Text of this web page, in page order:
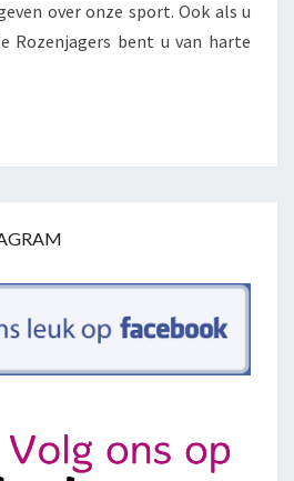
over onze sport. Ook als u
Rozenjagers bent u van harte